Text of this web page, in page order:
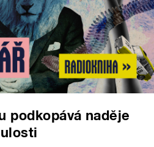
podkopává naděje